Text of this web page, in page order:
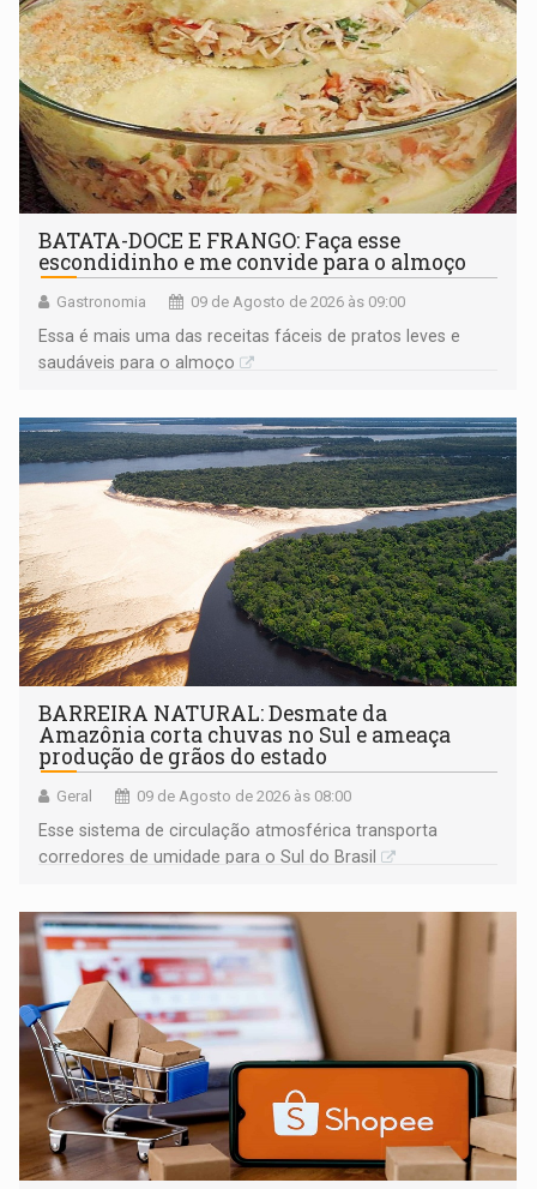
BATATA-DOCE E FRANGO: Faça esse
escondidinho e me convide para o almoço
Gastronomia 09 de Agosto de 2026 às 09:00
Essa é mais uma das receitas fáceis de pratos leves e
saudáveis para o almoço
BARREIRA NATURAL: Desmate da
Amazônia corta chuvas no Sul e ameaça
produção de grãos do estado
Geral 09 de Agosto de 2026 às 08:00
Esse sistema de circulação atmosférica transporta
corredores de umidade para o Sul do Brasil